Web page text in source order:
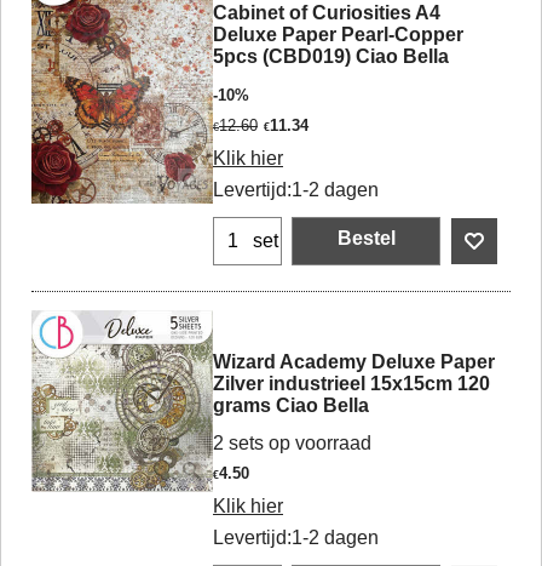
Cabinet of Curiosities A4
Deluxe Paper Pearl-Copper
5pcs (CBD019) Ciao Bella
-10%
€12.60 €11.34
Klik hier
Levertijd:1-2 dagen
set Bestel
Wizard Academy Deluxe Paper
Zilver industrieel 15x15cm 120
grams Ciao Bella
2 sets op voorraad
€4.50
Klik hier
Levertijd:1-2 dagen